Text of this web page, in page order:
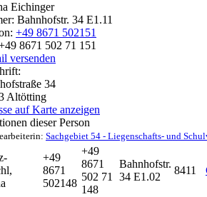
Eichinger
Bahnhofstr. 34 E1.11
+49 8671 502151
8671 502 71 151
versenden
34
Altötting
auf Karte anzeigen
dieser Person
: Sachgebiet 54 - Liegenschafts- und
,
+49
8671
502148
+49
8671
502 71
148
Bahnhofstr.
34 E1.02
8411